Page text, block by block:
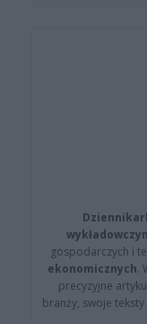
gospodarczych i
ekonomicznych.
precyzyjne
branży, swoje